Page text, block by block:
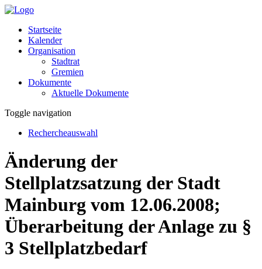
Startseite
Kalender
Organisation
Stadtrat
Gremien
Dokumente
Aktuelle Dokumente
Toggle navigation
Rechercheauswahl
Änderung der
Stellplatzsatzung der Stadt
Mainburg vom 12.06.2008;
Überarbeitung der Anlage zu §
3 Stellplatzbedarf